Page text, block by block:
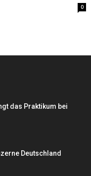
0
das Praktikum bei
Deutschland